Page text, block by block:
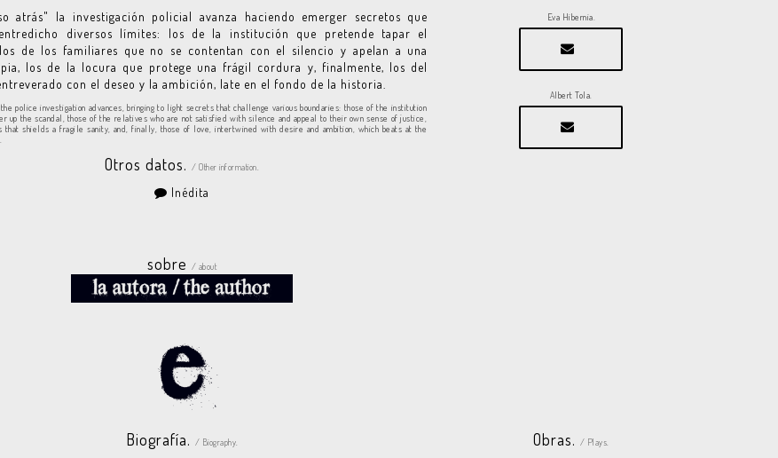
atrás" la investigación policial avanza haciendo emerger secretos que
diversos límites: los de la institución que pretende tapar el
los de los familiares que no se contentan con el silencio y apelan a una
los de la locura que protege una frágil cordura y, finalmente, los del
con el deseo y la ambición, late en el fondo de la historia.
the police investigation advances, bringing to light secrets that challenge various boundaries: those of the institution
up the scandal, those of the relatives who are not satisfied with silence and appeal to their own sense of justice,
that shields a fragile sanity, and, finally, those of love, intertwined with desire and ambition, which beats at the
Otros datos. / Other information.
Inédita
Eva Hibernia.
Albert Tola.
sobre / about
Biografía. / Biography. Obras. / Plays.